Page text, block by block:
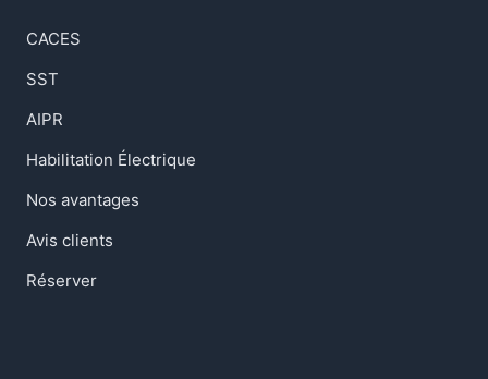
CACES
SST
AIPR
Habilitation Électrique
Nos avantages
Avis clients
Réserver